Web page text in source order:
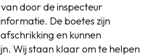
door de inspecteur
De boetes zijn
en kunnen
Wij staan klaar om te helpen